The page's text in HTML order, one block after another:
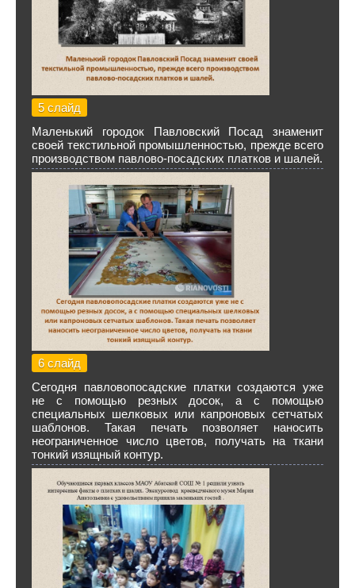
5 слайд
Маленький городок Павловский Посад знаменит
своей текстильной промышленностью, прежде всего
производством павлово-посадских платков и шалей.
6 слайд
Сегодня павловопосадские платки создаются уже
не с помощью резных досок, а с помощью
специальных шелковых или капроновых сетчатых
шаблонов. Такая печать позволяет наносить
неограниченное число цветов, получать на ткани
тонкий изящный контур.